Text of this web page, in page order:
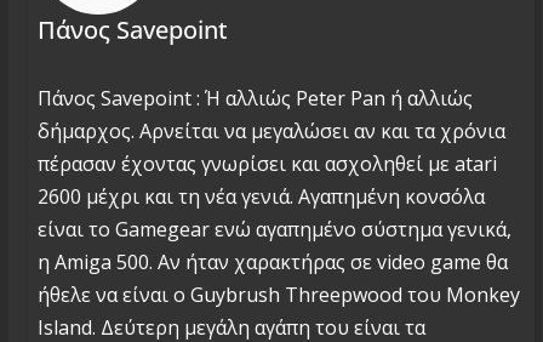
Πάνος Savepoint
Πάνος Savepoint : Ή αλλιώς Peter Pan ή αλλιώς
δήμαρχος. Αρνείται να μεγαλώσει αν και τα χρόνια
πέρασαν έχοντας γνωρίσει και ασχοληθεί με atari
2600 μέχρι και τη νέα γενιά. Αγαπημένη κονσόλα
είναι το Gamegear ενώ αγαπημένο σύστημα γενικά,
η Amiga 500. Αν ήταν χαρακτήρας σε video game θα
ήθελε να είναι ο Guybrush Threepwood του Monkey
Island. Δεύτερη μεγάλη αγάπη του είναι τα